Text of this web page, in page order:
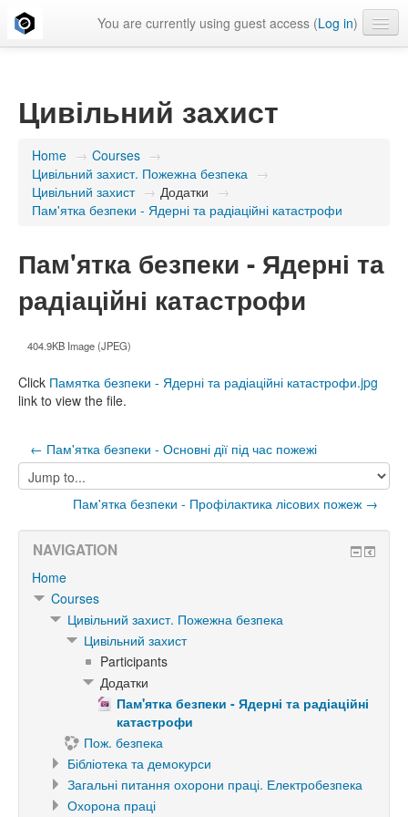
You are currently using guest access (Log in)
Цивільний захист
Home → Courses →
Цивільний захист. Пожежна безпека →
Цивільний захист → Додатки →
Пам'ятка безпеки - Ядерні та радіаційні катастрофи
Пам'ятка безпеки - Ядерні та
радіаційні катастрофи
404.9KB Image (JPEG)
Click Памятка безпеки - Ядерні та радіаційні катастрофи.jpg
link to view the file.
← Пам'ятка безпеки - Основні дії під час пожежі
Jump
to...
Пам'ятка безпеки - Профілактика лісових пожеж →
NAVIGATION
Home
Courses
Цивільний захист. Пожежна безпека
Цивільний захист
Participants
Додатки
Пам'ятка безпеки - Ядерні та радіаційні
катастрофи
Пож. безпека
Бібліотека та демокурси
Загальні питання охорони праці. Електробезпека
Охорона праці